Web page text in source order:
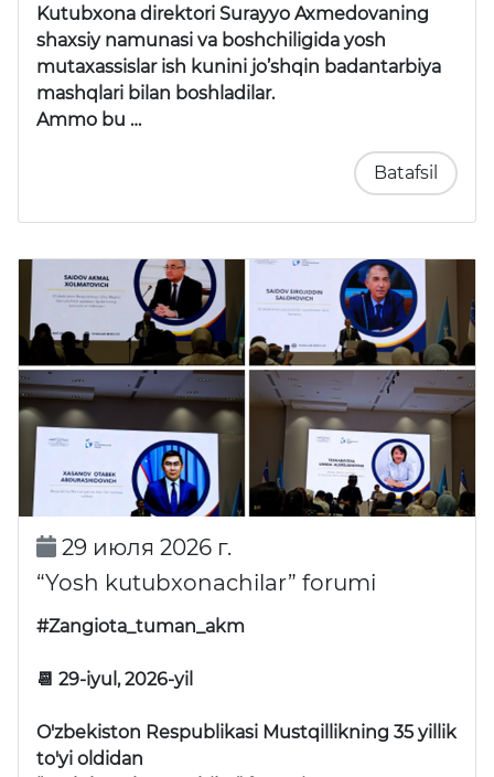
Kutubxona direktori Surayyo Axmedovaning
shaxsiy namunasi va boshchiligida yosh
mutaxassislar ish kunini jo’shqin badantarbiya
mashqlari bilan boshladilar.
Ammo bu …
Batafsil
29 июля 2026 г.
“Yosh kutubxonachilar” forumi
#Zangiota_tuman_akm
📆 29-iyul, 2026-yil
O'zbekiston Respublikasi Mustqillikning 35 yillik
to'yi oldidan